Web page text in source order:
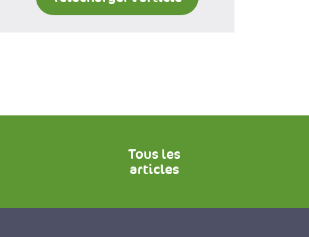
Tous les
articles